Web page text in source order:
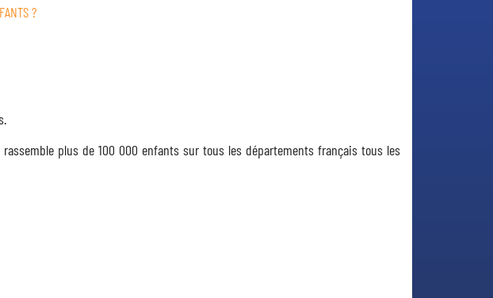
?
plus de 100 000 enfants sur tous les départements français tous les